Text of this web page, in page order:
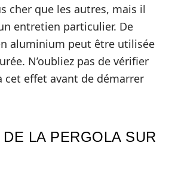
cher que les autres, mais il
entretien particulier. De
aluminium peut être utilisée
N’oubliez pas de vérifier
cet effet avant de démarrer
DE LA PERGOLA SUR